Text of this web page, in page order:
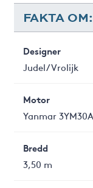
FAKTA
Designer
Judel/Vrolijk
Motor
Yanmar
Bredd
3,50 m